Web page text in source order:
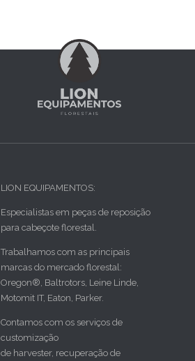
LION EQUIPAMENTOS:
Especialistas em peças de reposição
para cabeçote florestal.
Trabalhamos com as principais
marcas do mercado florestal:
Oregon®, Baltrotors, Leine Linde,
Motomit IT, Eaton, Parker.
Contamos com os serviços de
customização
de harvester, recuperação de